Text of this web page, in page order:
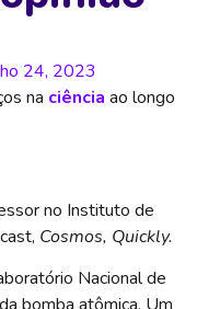
24, 2023
na ciência ao longo
no Instituto de
Cosmos, Quickly.
Nacional de